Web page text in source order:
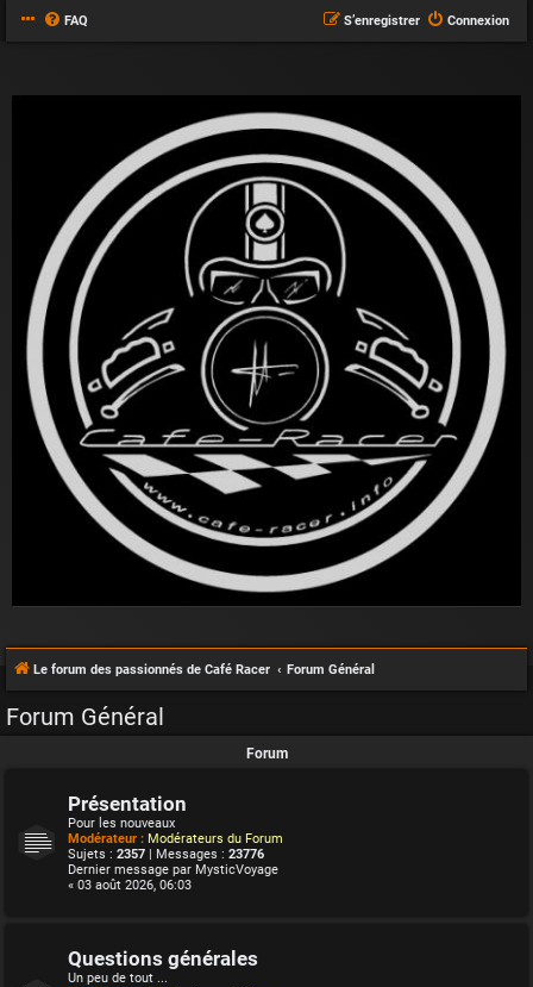
FAQ Connexion
S’enregistrer
Le forum des passionnés de Café Racer Forum Général
Forum Général
Forum
Présentation
Pour les nouveaux
Modérateur : Modérateurs du Forum
Sujets : 2357 | Messages : 23776
Dernier message par MysticVoyage
« 03 août 2026, 06:03
Questions générales
Un peu de tout ...